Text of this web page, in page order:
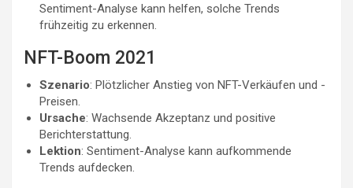
Sentiment-Analyse kann helfen, solche Trends
frühzeitig zu erkennen.
NFT-Boom 2021
Szenario: Plötzlicher Anstieg von NFT-Verkäufen und -
Preisen.
Ursache: Wachsende Akzeptanz und positive
Berichterstattung.
Lektion: Sentiment-Analyse kann aufkommende
Trends aufdecken.